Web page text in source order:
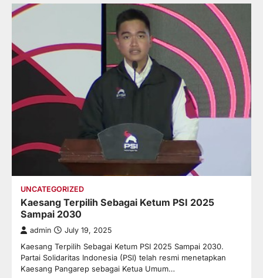
UNCATEGORIZED
Kaesang Terpilih Sebagai Ketum PSI 2025
Sampai 2030
admin July 19, 2025
Kaesang Terpilih Sebagai Ketum PSI 2025 Sampai 2030.
Partai Solidaritas Indonesia (PSI) telah resmi menetapkan
Kaesang Pangarep sebagai Ketua Umum…